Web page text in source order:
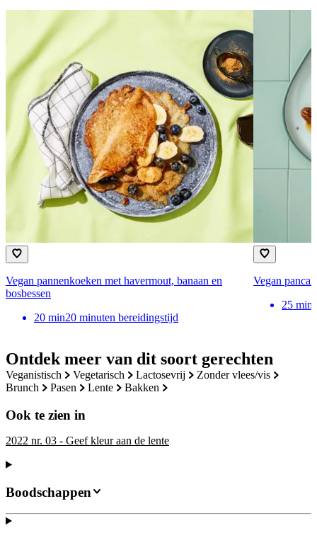
Ontdek meer van dit soort gerechten
veganistisch vegetarisch lactosevrij
zonder vlees/vis
brunch
pasen lente bakken
Ook te zien in
2022 nr. 03 - Geef kleur aan de lente
Vegan pannenkoeken met havermout, banaan en
bosbessen
20 min20 minuten bereidingstijd
Vegan
25 min
Boodschappen